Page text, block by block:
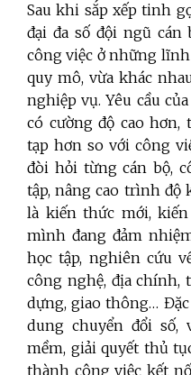
Sau khi sắp xếp tinh
đại đa số đội ngũ cán
công việc ở những
quy mô, vừa khác
nghiệp vụ. Yêu cầu
có cường độ cao hơn,
tạp hơn so với công
đòi hỏi từng cán bộ,
tập, nâng cao trình độ
là kiến thức mới,
mình đang đảm
học tập, nghiên cứu
công nghệ, địa chính,
dựng, giao thông…
dung chuyển đổi số,
mềm, giải quyết thủ
thành công việc kết